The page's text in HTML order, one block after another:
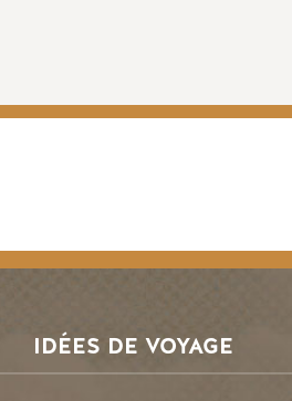
IDÉES DE VOYAGE